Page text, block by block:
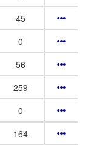
45
0
56
259
0
164